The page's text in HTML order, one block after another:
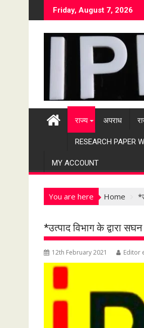
k
Friday, August 7, 2026
राज्य अपराध
RESEARCH PAPER
MY ACCOUNT
You are here Home
*उत्पाद विभाग के द्वारा
12th February 2021 Editor